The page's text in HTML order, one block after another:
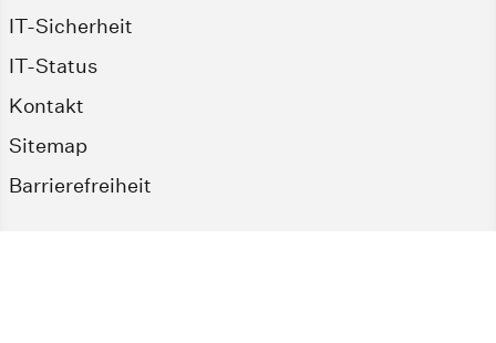
IT-Sicherheit
IT-Status
Kontakt
Sitemap
Barrierefreiheit